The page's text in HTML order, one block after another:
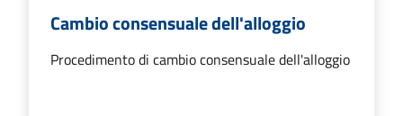
Cambio consensuale dell'alloggio
Procedimento di cambio consensuale dell'alloggio